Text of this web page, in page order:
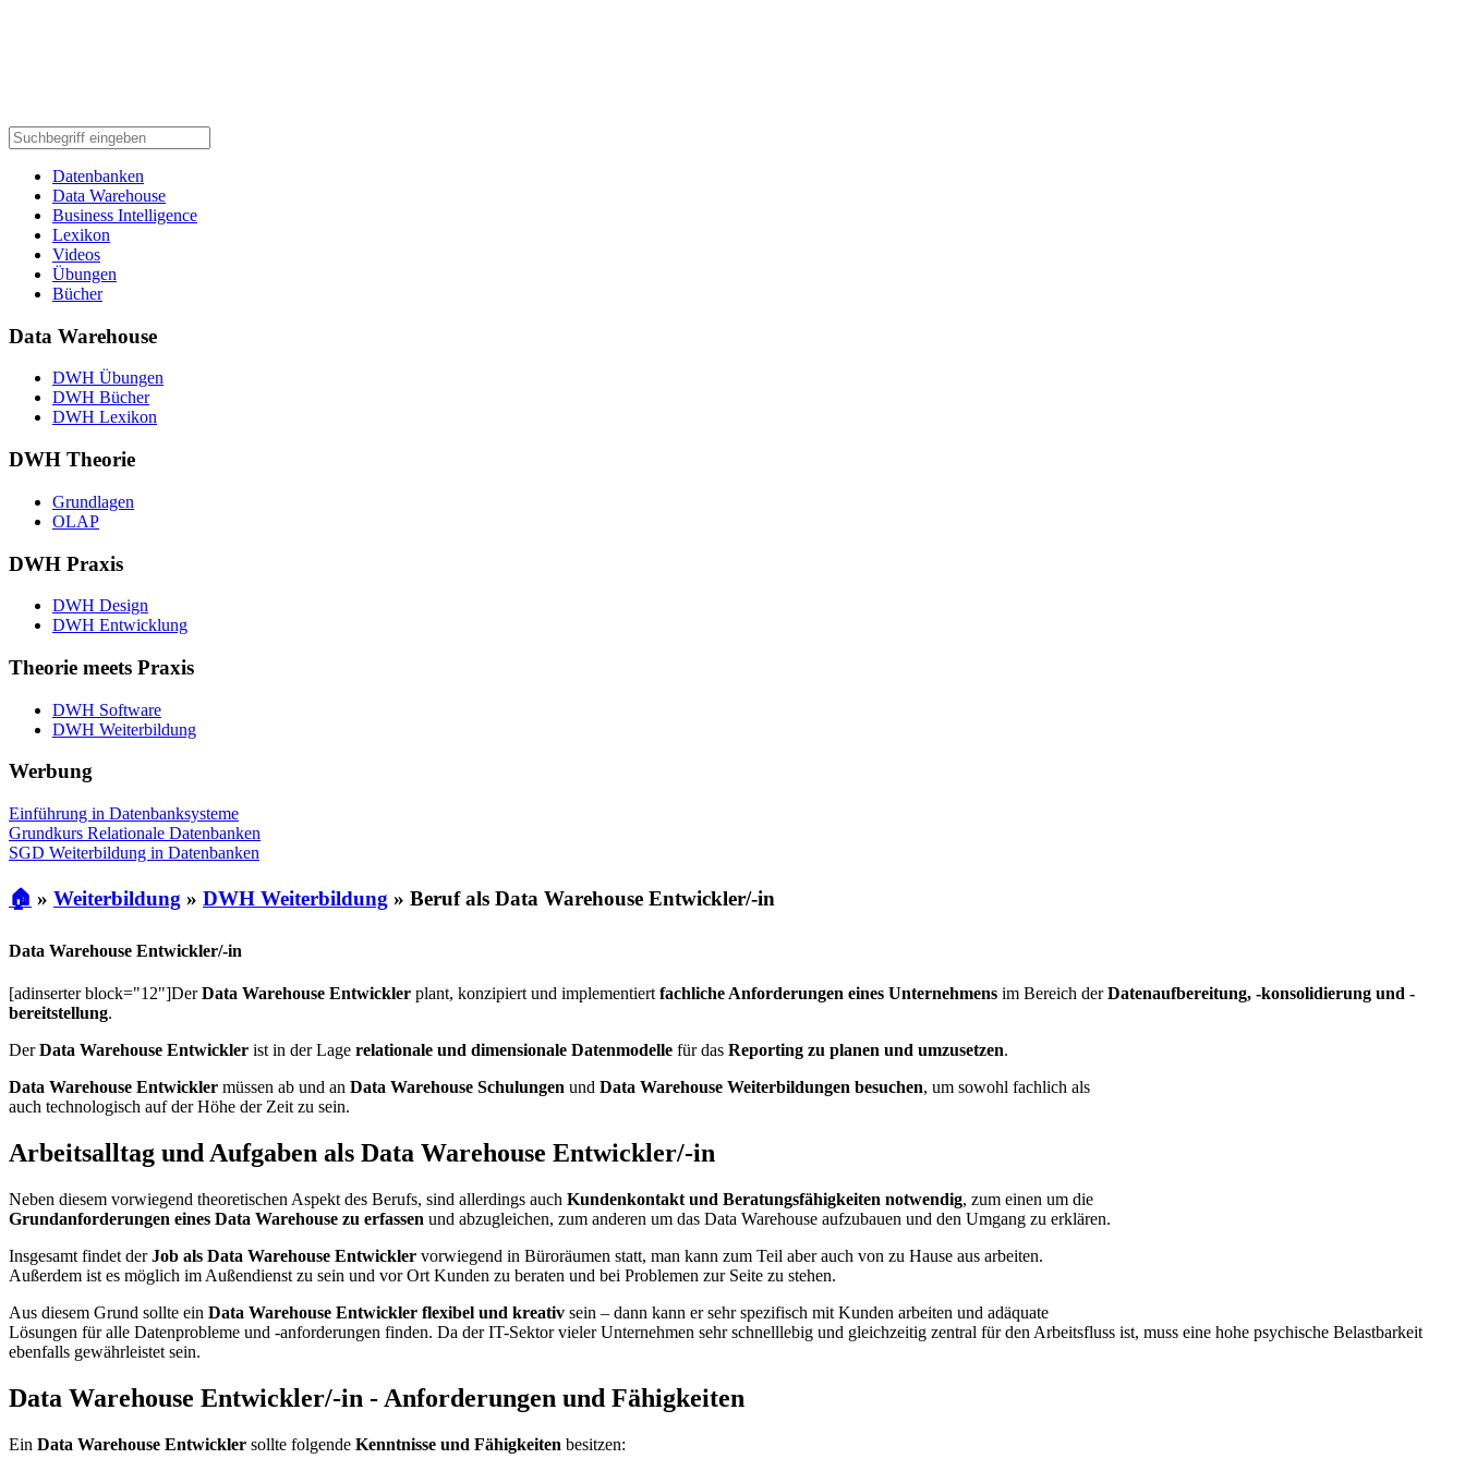
Datenbanken
Data Warehouse
Business Intelligence
Lexikon
Videos
Übungen
Bücher
Data Warehouse
DWH Übungen
DWH Bücher
DWH Lexikon
DWH Theorie
Grundlagen
OLAP
DWH Praxis
DWH Design
DWH Entwicklung
Theorie meets Praxis
DWH Software
DWH Weiterbildung
Werbung
Einführung in Datenbanksysteme
Grundkurs Relationale Datenbanken
SGD Weiterbildung in Datenbanken
🏠 » Weiterbildung » DWH Weiterbildung » Beruf als Data Warehouse Entwickler/-in
Data Warehouse Entwickler/-in
[adinserter block="12"]DerData Warehouse Entwickler plant, konzipiert und implementiertfachliche Anforderungen eines Unternehmens im Bereich derDatenaufbereitung, -konsolidierung und -
bereitstellung.
DerData Warehouse Entwickler ist in der Lage relationale und dimensionale Datenmodelle für das Reporting zu planen und umzusetzen.
Data Warehouse Entwickler müssen ab und an Data Warehouse Schulungen und Data Warehouse Weiterbildungen besuchen, um sowohl fachlich als
auch technologisch auf der Höhe der Zeit zu sein.
Arbeitsalltag und Aufgaben als Data Warehouse Entwickler/-in
Neben diesem vorwiegend theoretischen Aspekt des Berufs, sind allerdings auch Kundenkontakt und Beratungsfähigkeiten notwendig, zum einen um die
Grundanforderungen eines Data Warehouse zu erfassen und abzugleichen, zum anderen um das Data Warehouse aufzubauen und den Umgang zu erklären.
Insgesamt findet derJob als Data Warehouse Entwickler vorwiegend in Büroräumen statt, man kann zum Teil aber auch von zu Hause aus arbeiten.
Außerdem ist es möglich im Außendienst zu sein und vor Ort Kunden zu beraten und bei Problemen zur Seite zu stehen.
Aus diesem Grund sollte ein Data Warehouse Entwickler flexibel und kreativ sein – dann kann er sehr spezifisch mit Kunden arbeiten und adäquate
Lösungen für alle Datenprobleme und -anforderungen finden. Da der IT-Sektor vieler Unternehmen sehr schnelllebig und gleichzeitig zentral für den Arbeitsfluss ist, muss eine hohe psychische Belastbarkeit
ebenfalls gewährleistet sein.
Data Warehouse Entwickler/-in - Anforderungen und Fähigkeiten
Ein Data Warehouse Entwickler sollte folgende Kenntnisse und Fähigkeiten besitzen: